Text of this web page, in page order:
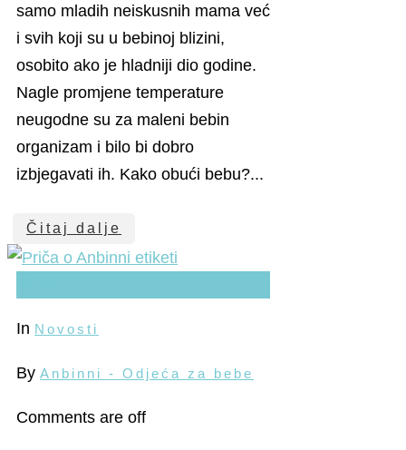
samo mladih neiskusnih mama već
i svih koji su u bebinoj blizini,
osobito ako je hladniji dio godine.
Nagle promjene temperature
neugodne su za maleni bebin
organizam i bilo bi dobro
izbjegavati ih. Kako obući bebu?...
Čitaj dalje
In Novosti
By Anbinni - Odjeća za bebe
Comments are off